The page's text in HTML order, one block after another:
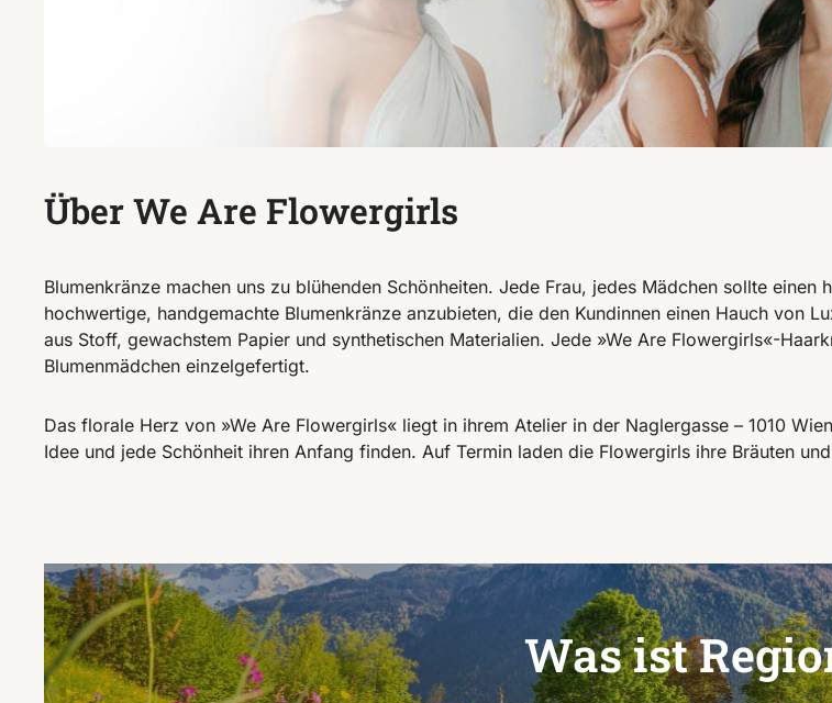
Über We Are Flowergirls
Blumenkränze machen uns zu blühenden Schönheiten. Jede Frau, jedes Mädchen sollte
hochwertige, handgemachte Blumenkränze anzubieten, die den Kundinnen einen Hauch von
aus Stoff, gewachstem Papier und synthetischen Materialien. Jede »We Are Flowergirls«-
Blumenmädchen einzelgefertigt.
Das florale Herz von »We Are Flowergirls« liegt in ihrem Atelier in der Naglergasse – 1010
Idee und jede Schönheit ihren Anfang finden. Auf Termin laden die Flowergirls ihre Bräuten
Was ist